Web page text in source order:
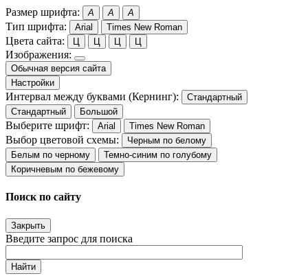
Размер шрифта: A A A
Тип шрифта: Arial Times New Roman
Цвета сайта: Ц Ц Ц Ц
Изображения:
Обычная версия сайта
Настройки
Интервал между буквами (Кернинг):
Стандартный
Стандартный
Большой
Выберите шрифт: Arial Times New Roman
Выбор цветовой схемы:
Черным по белому
Белым по черному
Темно-синим по голубому
Коричневым по бежевому
Поиск по сайту
Закрыть
Введите запрос для поиска
Найти